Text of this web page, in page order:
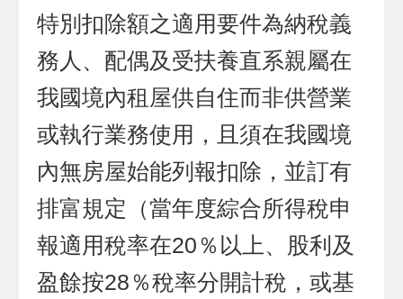
特別扣除額之適用要件為納稅義
務人、配偶及受扶養直系親屬在
我國境內租屋供自住而非供營業
或執行業務使用，且須在我國境
內無房屋始能列報扣除，並訂有
排富規定（當年度綜合所得稅申
報適用稅率在20％以上、股利及
盈餘按28％稅率分開計稅，或基